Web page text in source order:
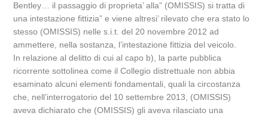
Bentley… il passaggio di proprieta’ alla” (OMISSIS) si tratta di
una intestazione fittizia” e viene altresi’ rilevato che era stato lo
stesso (OMISSIS) nelle s.i.t. del 20 novembre 2012 ad
ammettere, nella sostanza, l’intestazione fittizia del veicolo.
In relazione al delitto di cui al capo b), la parte pubblica
ricorrente sottolinea come il Collegio distrettuale non abbia
esaminato alcuni elementi fondamentali, quali la circostanza
che, nell’interrogatorio del 10 settembre 2013, (OMISSIS)
aveva dichiarato che (OMISSIS) gli aveva rilasciato una